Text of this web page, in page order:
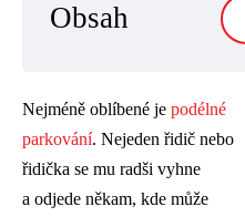
Obsah
Nejméně oblíbené je podélné
parkování. Nejeden řidič nebo
řidička se mu radši vyhne
a odjede někam, kde může